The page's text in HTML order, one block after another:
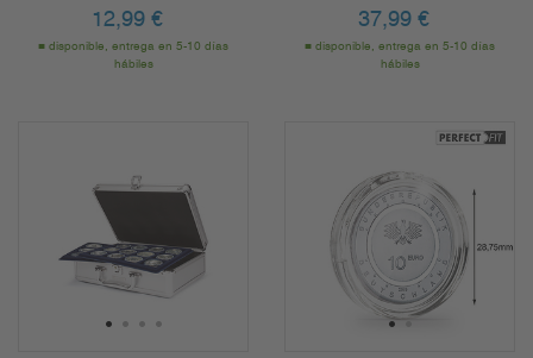
12,99 €
disponible, entrega en 5-10 días
hábiles
37,99 €
disponible, entrega en 5-10 días
hábiles
1 2 3 4 12